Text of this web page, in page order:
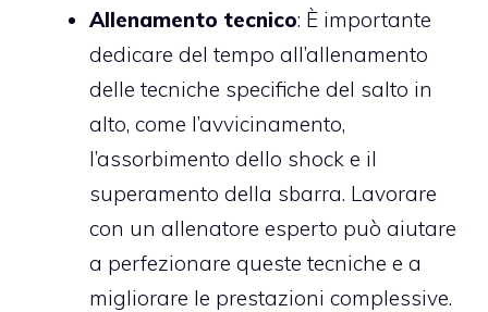
Allenamento tecnico: È importante
dedicare del tempo all’allenamento
delle tecniche specifiche del salto in
alto, come l’avvicinamento,
l’assorbimento dello shock e il
superamento della sbarra. Lavorare
con un allenatore esperto può aiutare
a perfezionare queste tecniche e a
migliorare le prestazioni complessive.